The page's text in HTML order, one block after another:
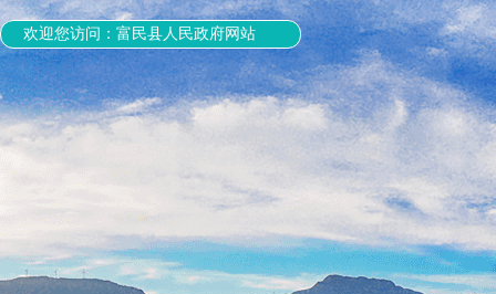
欢迎您访问：富民县人民政府网站